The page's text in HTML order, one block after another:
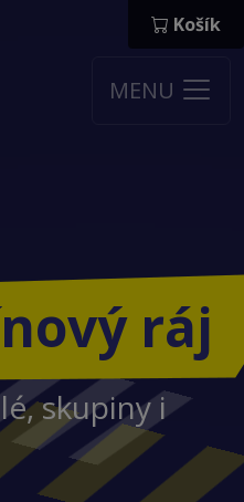
MENU
Košík
ráj
skupiny i